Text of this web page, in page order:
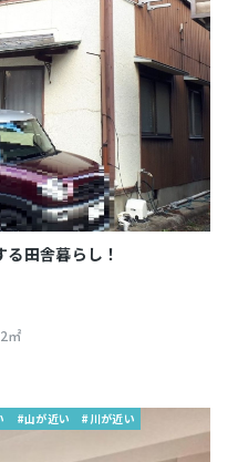
田舎暮らし！
㎡
#山が近い #川が近い